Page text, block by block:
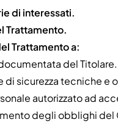
di interessati.
Trattamento.
Trattamento a:
del Titolare.
sicurezza tecniche e
autorizzato ad
degli obblighi del